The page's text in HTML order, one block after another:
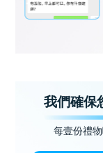
我們確保
每壹份禮